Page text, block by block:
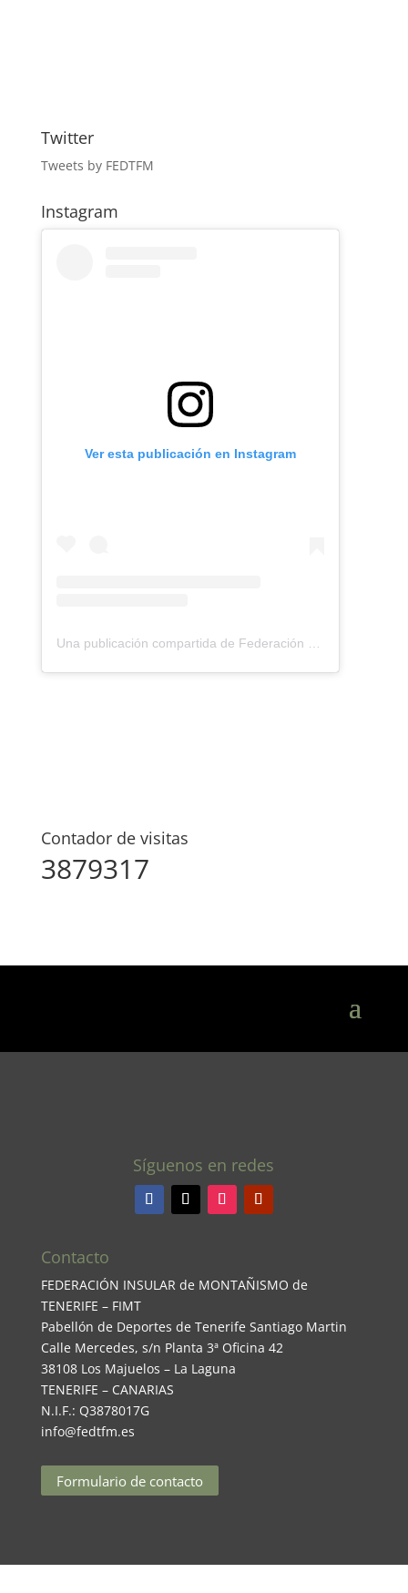
Twitter
Tweets by FEDTFM
Instagram
Ver esta publicación en Instagram
Una publicación compartida de Federación Montañismo Tenerife (@federacion_montanismo_tenerife)
Contador de visitas
3879317
Síguenos en redes
Contacto
FEDERACIÓN INSULAR de MONTAÑISMO de
TENERIFE – FIMT
Pabellón de Deportes de Tenerife Santiago Martin
Calle Mercedes, s/n Planta 3ª Oficina 42
38108 Los Majuelos – La Laguna
TENERIFE – CANARIAS
N.I.F.: Q3878017G
info@fedtfm.es
Formulario de contacto